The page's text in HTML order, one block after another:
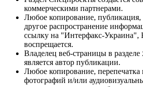
коммерческими партнерами.
Любое копирование, публикация,
другое распространение
ссылку на "Интерфакс-Украина",
воспрещается.
Владелец веб-страницы в
является автор публикации.
Любое копирование, перепечатка
фотографий и/или